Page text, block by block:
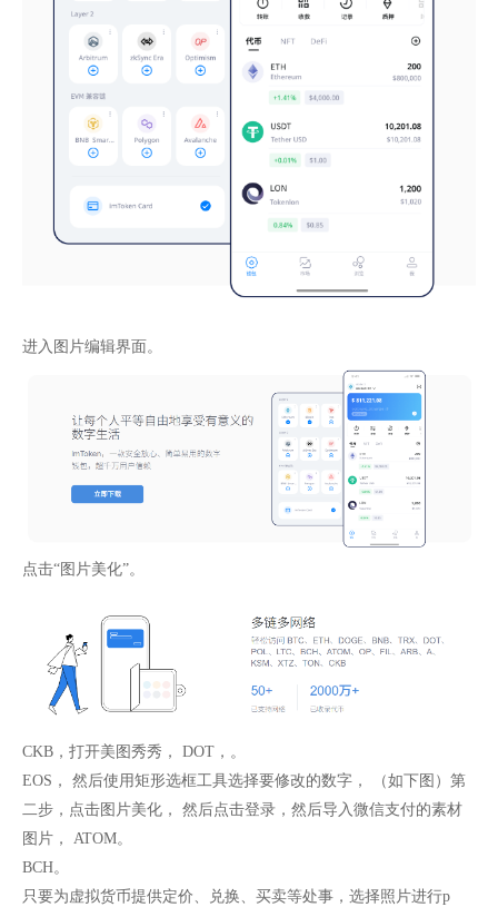
进入图片编辑界面。
点击“图片美化”。
CKB，打开美图秀秀， DOT，。
EOS， 然后使用矩形选框工具选择要修改的数字， （如下图）第
二步，点击图片美化， 然后点击登录，然后导入微信支付的素材
图片， ATOM。
BCH。
只要为虚拟货币提供定价、兑换、买卖等处事，选择照片进行p